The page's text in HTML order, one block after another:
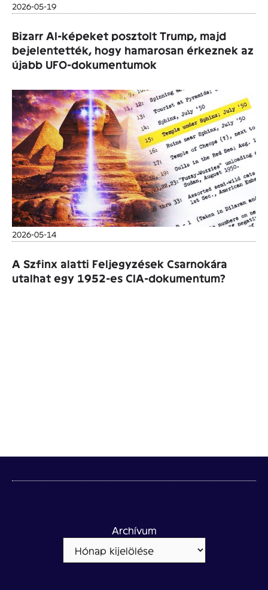
2026-05-19
Bizarr AI-képeket posztolt Trump, majd
bejelentették, hogy hamarosan érkeznek az
újabb UFO-dokumentumok
2026-05-14
A Szfinx alatti Feljegyzések Csarnokára
utalhat egy 1952-es CIA-dokumentum?
Archívum